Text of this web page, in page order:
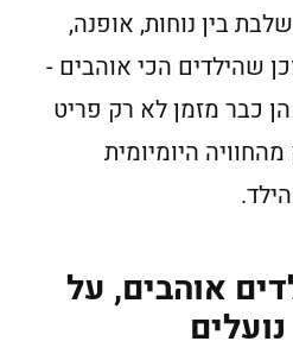
בין נוחות, אופנה,
שהילדים הכי אוהבים -
כבר מזמן לא רק פריט
היומיומית
אוהבים, על